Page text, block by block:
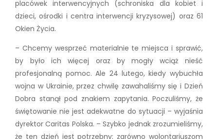
placówek interwencyjnych (schroniska dla kobiet i
dzieci, ośrodki i centra interwencji kryzysowej) oraz 61
Okien Życia.
– Chcemy wesprzeć materialnie te miejsca i sprawić,
by było ich więcej oraz by mogły wciąż nieść
profesjonalną pomoc. Ale 24 lutego, kiedy wybuchła
wojna w Ukrainie, przez chwilę zawahaliśmy się i Dzień
Dobra stanął pod znakiem zapytania. Poczuliśmy, że
świętowanie nie jest adekwatne do sytuacji – wyjaśnia
dyrektor Caritas Polska. – Szybko jednak zrozumieliśmy,
że ten dzień jest potrzebny; zarówno wolontariuszom